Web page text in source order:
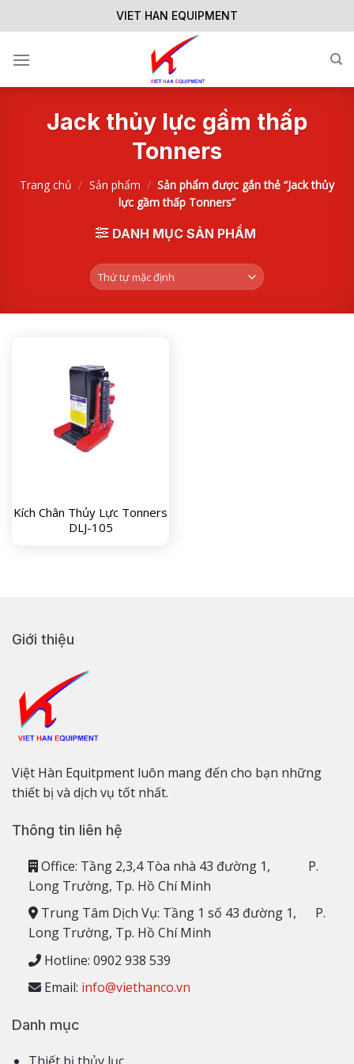
to
VIET HAN EQUIPMENT
Jack thủy lực gầm thấp
Tonners
Trang chủ / Sản phẩm / Sản phẩm được gắn thẻ “Jack thủy
lực gầm thấp Tonners”
DANH MỤC SẢN PHẨM
Kích Chân Thủy Lực Tonners
DLJ-105
Giới thiệu
Việt Hàn Equitpment luôn mang đến cho bạn những
thiết bị và dịch vụ tốt nhất.
Thông tin liên hệ
Office: Tầng 2,3,4 Tòa nhà 43 đường 1, P.
Long Trường, Tp. Hồ Chí Minh
Trung Tâm Dịch Vụ: Tầng 1 số 43 đường 1, P.
Long Trường, Tp. Hồ Chí Minh
Hotline: 0902 938 539
Email: info@viethanco.vn
Danh mục